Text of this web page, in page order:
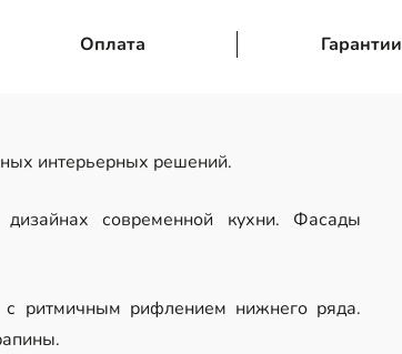
Оплата Гарантии
интерьерных решений.
современной кухни. Фасады
ритмичным рифлением нижнего ряда.